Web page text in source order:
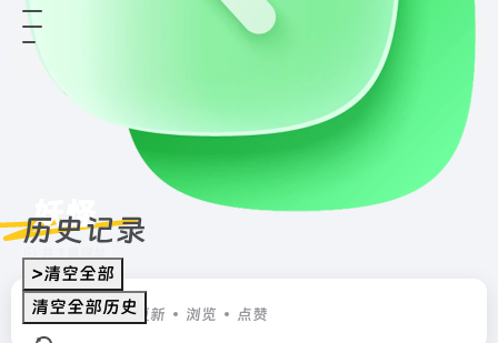
历史记录
>清空全部
清空全部历史
妖怪
排序 发布 更新 浏览 点赞